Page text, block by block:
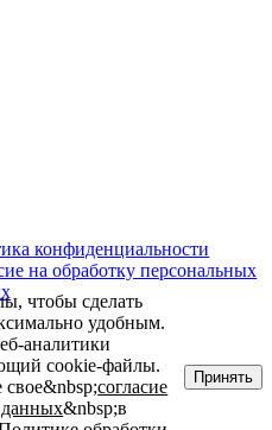
конфиденциальности
на обработку персональных
чтобы сделать
удобным.
аналитики
cookie-файлы.
свое&nbsp;согласие
данных&nbsp;в
Принять